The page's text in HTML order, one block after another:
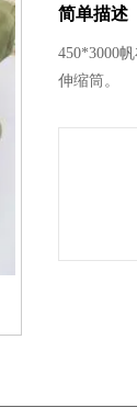
简单描述
450*3000
伸缩筒。